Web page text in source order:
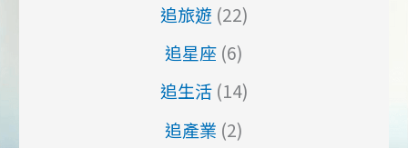
追旅遊 (22)
追星座 (6)
追生活(14)
追產業 (2)